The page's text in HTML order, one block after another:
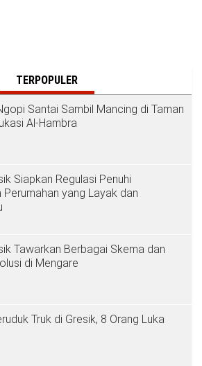
TERPOPULER
Santai Sambil Mancing di Taman
Al-Hambra
Siapkan Regulasi Penuhi
Perumahan yang Layak dan
Tawarkan Berbagai Skema dan
di Mengare
Truk di Gresik, 8 Orang Luka